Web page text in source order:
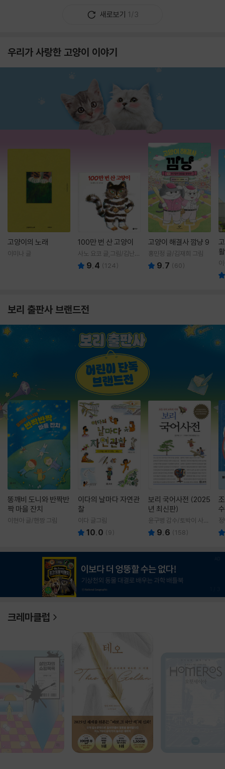
새로보기 1/3
우리가 사랑한 고양이 이야기
고양이의 노래
이미나 글
100만 번 산 고양이
사노 요코 글,그림/김난주
역 9.4 (124)
고양이 해결사 깜냥 9
홍민정 글/김재희 그림
9.7 (60)
보리 출판사 브랜드전
똥깨비 도니와 반짝반
짝 마을 잔치
이현아 글/핸짱 그림
이다의 날마다 자연관
찰
이다 글그림
10.0 (9)
보리 국어사전 (2025
년 최신판)
윤구병 감수/토박이 사전
편찬실 편
9.6 (158)
크레마클럽